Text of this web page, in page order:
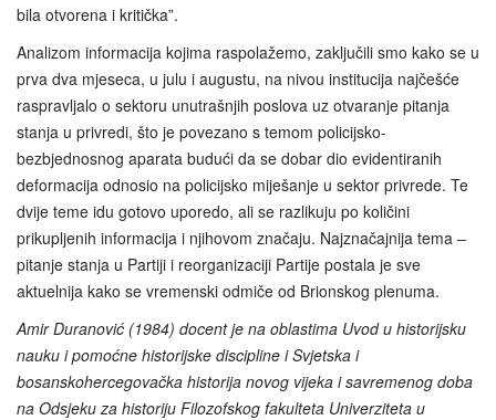
bila otvorena i kritička”.
Analizom informacija kojima raspolažemo, zaključili smo kako se u
prva dva mjeseca, u julu i augustu, na nivou institucija najčešće
raspravljalo o sektoru unutrašnjih poslova uz otvaranje pitanja
stanja u privredi, što je povezano s temom policijsko-
bezbjednosnog aparata budući da se dobar dio evidentiranih
deformacija odnosio na policijsko miješanje u sektor privrede. Te
dvije teme idu gotovo uporedo, ali se razlikuju po količini
prikupljenih informacija i njihovom značaju. Najznačajnija tema –
pitanje stanja u Partiji i reorganizaciji Partije postala je sve
aktuelnija kako se vremenski odmiče od Brionskog plenuma.
Amir Duranović (1984) docent je na oblastima Uvod u historijsku
nauku i pomoćne historijske discipline i Svjetska i
bosanskohercegovačka historija novog vijeka i savremenog doba
na Odsjeku za historiju Filozofskog fakulteta Univerziteta u